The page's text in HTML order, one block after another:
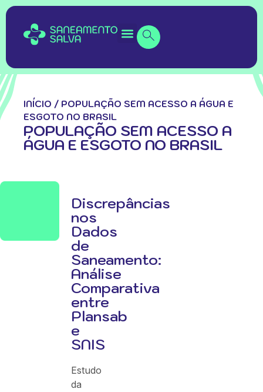
INÍCIO / POPULAÇÃO SEM ACESSO A ÁGUA E
ESGOTO NO BRASIL
POPULAÇÃO SEM ACESSO A
ÁGUA E ESGOTO NO BRASIL
Discrepâncias
nos
Dados
de
Saneamento:
Análise
Comparativa
entre
Plansab
e
SNIS
Estudo
da